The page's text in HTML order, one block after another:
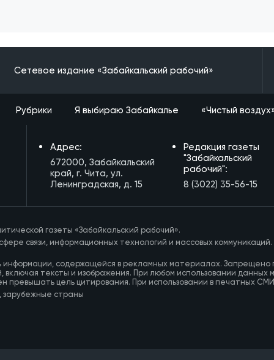
Сетевое издание «Забайкальский рабочий»
Рубрики Я выбираю Забайкалье «Чистый
Адрес:
672000, Забайкальский
край, г. Чита, ул.
Ленинградская, д. 15
Редакция газеты
"Забайкальский
рабочий":
8 (3022) 35-56-15
газеты «Забайкальский рабочий».
связи, информационных технологий и массовых
информации, содержащейся в рекламных материалах.
тексты и изображения. При любом использовании
превышать цель цитирования. При использовании в печатных
зарубежные страны